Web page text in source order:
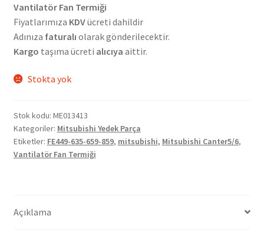
Vantilatör Fan Termiği
Fiyatlarımıza KDVücreti dahildir
Adınıza faturalı olarak gönderilecektir.
Kargo taşıma ücreti alıcıya aittir.
Stokta yok
Stok kodu: ME013413
Kategoriler: Mitsubishi Yedek Parça
Etiketler: FE449-635-659-859, mitsubishi, Mitsubishi Canter5/6,
Vantilatör Fan Termiği
Açıklama